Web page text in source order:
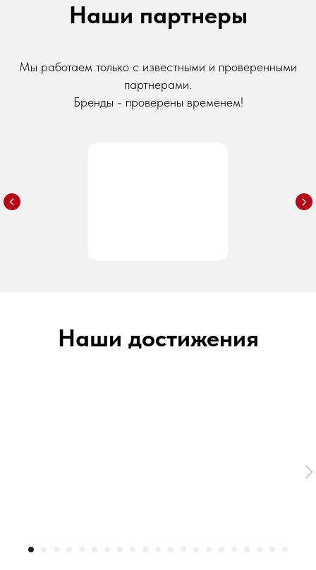
Наши партнеры
Мы работаем только с известными и проверенными
партнерами.
Бренды - проверены временем!
Наши достижения